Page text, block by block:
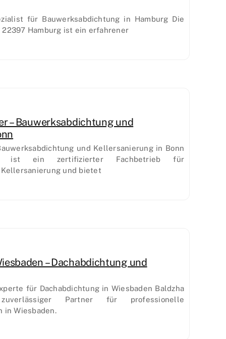
für Bauwerksabdichtung in Hamburg Die
Hamburg ist ein erfahrener
– Bauwerksabdichtung und
und Kellersanierung in Bonn
ist ein zertifizierter Fachbetrieb für
und bietet
– Dachabdichtung und
für Dachabdichtung in Wiesbaden Baldzha
Partner für professionelle
in Wiesbaden.